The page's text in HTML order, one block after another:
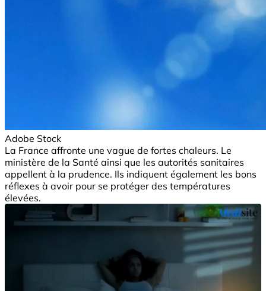
Adobe Stock
La France affronte une vague de fortes chaleurs. Le
ministère de la Santé ainsi que les autorités sanitaires
appellent à la prudence. Ils indiquent également les bons
réflexes à avoir pour se protéger des températures
élevées.